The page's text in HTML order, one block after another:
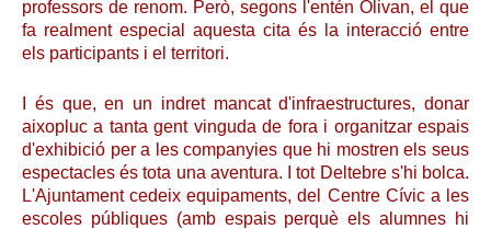
professors de renom. Però, segons l'entén Olivan, el que
fa realment especial aquesta cita és la interacció entre
els participants i el territori.
I és que, en un indret mancat d'infraestructures, donar
aixopluc a tanta gent vinguda de fora i organitzar espais
d'exhibició per a les companyies que hi mostren els seus
espectacles és tota una aventura. I tot Deltebre s'hi bolca.
L'Ajuntament cedeix equipaments, del Centre Cívic a les
escoles públiques (amb espais perquè els alumnes hi